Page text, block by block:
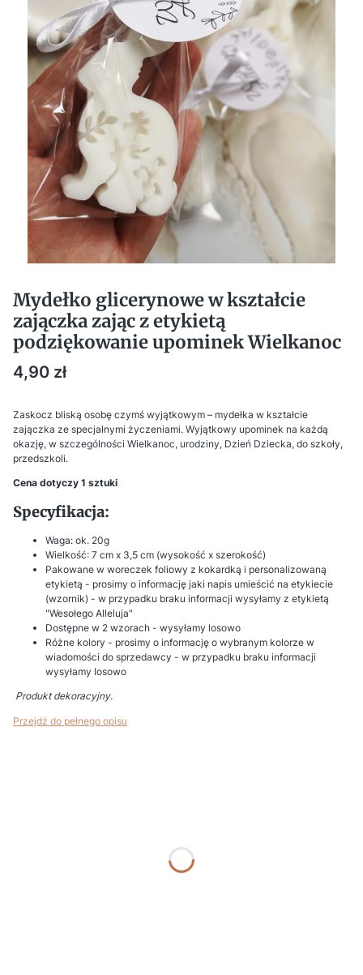
Mydełko glicerynowe w kształcie
zajączka zając z etykietą
podziękowanie upominek Wielkanoc
Cena
4,90 zł
Zaskocz bliską osobę czymś wyjątkowym – mydełka w kształcie
zajączka ze specjalnymi życzeniami. Wyjątkowy upominek na każdą
okazję, w szczególności Wielkanoc, urodziny, Dzień Dziecka, do szkoły,
przedszkoli.
Cena dotyczy 1 sztuki
Specyfikacja:
Waga: ok. 20g
Wielkość: 7 cm x 3,5 cm (wysokość x szerokość)
Pakowane w woreczek foliowy z kokardką i personalizowaną
etykietą - prosimy o informację jaki napis umieścić na etykiecie
(wzornik) - w przypadku braku informacji wysyłamy z etykietą
"Wesołego Alleluja"
Dostępne w 2 wzorach - wysyłamy losowo
Różne kolory - prosimy o informację o wybranym kolorze w
wiadomości do sprzedawcy - w przypadku braku informacji
wysyłamy losowo
Produkt dekoracyjny.
Przejdź do pełnego opisu
Nr etykiety (gdy bez etykiety wpisz "BRAK")